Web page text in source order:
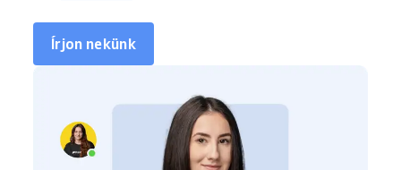
Írjon nekünk